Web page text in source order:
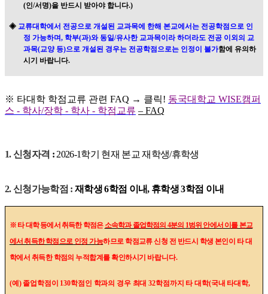
(인/서명)을 반드시 받아야 합니다.)
◈ 교류대학에서 전공으로 개설된 교과목에 한해 본교에서는 전공학점으로 인
정 가능하며, 학부(과)와 동일/유사한 교과목이라 하더라도 전공 이외의 교
과목(교양 등)으로 개설된 경우는 전공학점으로는 인정이 불가함에 유의하
시기 바랍니다.
※ 타대학 학점교류 관련 FAQ → 클릭! 동국대학교 WISE캠퍼
스 - 학사/장학 - 학사 - 학점교류 – FAQ
1.신청자격 : 2026-1학기 현재 본교 재학생/휴학생
2.신청가능학점 :재학생6학점 이내, 휴학생3학점 이내
※ 타 대학 등에서 취득한 학점은 소속학과 졸업학점의 4분의 1범위 안에서 이를 본교
에서 취득한 학점으로 인정 가능하므로 학점교류 신청 전 반드시 학생 본인이 타 대
학에서 취득한 학점의 누적합계를 확인하시기 바랍니다.
(예) 졸업학점이 130학점인 학과의 경우 최대32학점까지 타 대학(국내 타대학,